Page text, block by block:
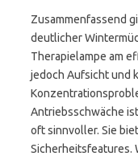
Zusammenfassend
deutlicher
Therapielampe am
jedoch Aufsicht und
Antriebsschwäche
oft sinnvoller. Sie
Sicherheitsfeatures.